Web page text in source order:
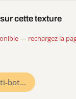
cette texture
— rechargez la
bot…